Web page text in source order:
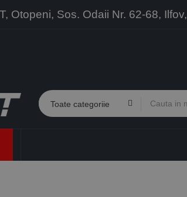
Otopeni, Sos. Odaii Nr. 62-68, Ilfov,